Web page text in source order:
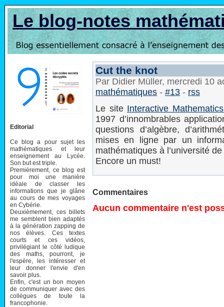
Le blog-notes
Editorial
Ce blog a pour sujet les
mathématiques et leur
enseignement au Lycée.
Son but est triple.
Premièrement, ce blog est
pour moi une manière
idéale de classer les
informations que je glâne
au cours de mes voyages
en Cybérie.
Deuxièmement, ces billets
me semblent bien adaptés
à la génération zapping de
nos élèves. Ces textes
courts et ces vidéos,
privilégiant le côté ludique
des maths, pourront, je
l'espère, les intéresser et
leur donner l'envie d'en
savoir plus.
Enfin, c'est un bon moyen
de communiquer avec des
collègues de toute la
francophonie.
Cut the knot
Par Didier Müller, mercredi 10
mathématiques - #13 - rss
Le site Interactive
1997 d’innombrables
questions d’algèbre,
mises en ligne par un
mathématiques à l’université de
Encore un must!
Commentaires
Aucun commentaire n'est